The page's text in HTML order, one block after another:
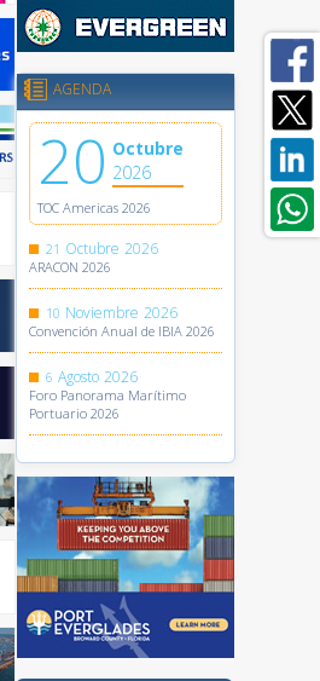
AGENDA
20 Octubre
2026
TOC Americas 2026
21 Octubre 2026
ARACON 2026
10 Noviembre 2026
Convención Anual de IBIA 2026
6 Agosto 2026
Foro Panorama Marítimo
Portuario 2026